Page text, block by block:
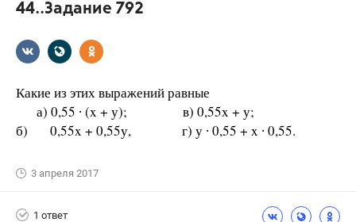
44..Задание 792
Какие из этих выражений равные
а) 0,55 ∙ (x + у); в) 0,55x + у;
б) 0,55x + 0,55у, г) у ∙ 0,55 + x ∙ 0,55.
3 апреля 2017
1 ответ